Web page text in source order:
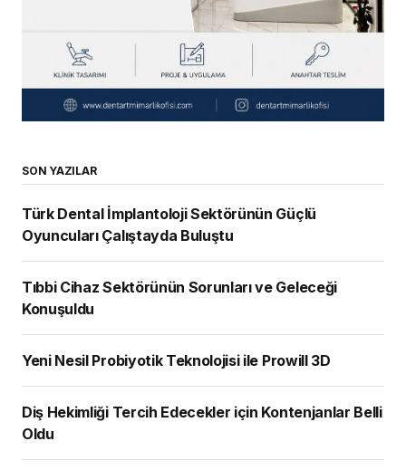
SON YAZILAR
Türk Dental İmplantoloji Sektörünün Güçlü
Oyuncuları Çalıştayda Buluştu
Tıbbi Cihaz Sektörünün Sorunları ve Geleceği
Konuşuldu
Yeni Nesil Probiyotik Teknolojisi ile Prowill 3D
Diş Hekimliği Tercih Edecekler için Kontenjanlar Belli
Oldu